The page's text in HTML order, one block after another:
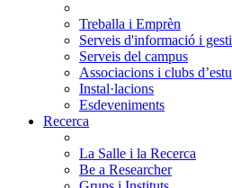
Treballa i Emprèn
Serveis d'informació i
Serveis del campus
Associacions i clubs
Instal·lacions
Esdeveniments
Recerca
La Salle i la Recerca
Be a Researcher